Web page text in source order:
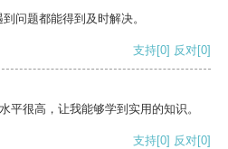
问题都能得到及时解决。
支持[0] 反对[0]
平很高，让我能够学到实用的知识。
支持[0] 反对[0]